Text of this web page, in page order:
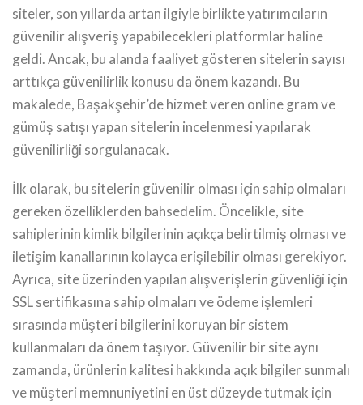
siteler, son yıllarda artan ilgiyle birlikte yatırımcıların
güvenilir alışveriş yapabilecekleri platformlar haline
geldi. Ancak, bu alanda faaliyet gösteren sitelerin sayısı
arttıkça güvenilirlik konusu da önem kazandı. Bu
makalede, Başakşehir’de hizmet veren online gram ve
gümüş satışı yapan sitelerin incelenmesi yapılarak
güvenilirliği sorgulanacak.
İlk olarak, bu sitelerin güvenilir olması için sahip olmaları
gereken özelliklerden bahsedelim. Öncelikle, site
sahiplerinin kimlik bilgilerinin açıkça belirtilmiş olması ve
iletişim kanallarının kolayca erişilebilir olması gerekiyor.
Ayrıca, site üzerinden yapılan alışverişlerin güvenliği için
SSL sertifikasına sahip olmaları ve ödeme işlemleri
sırasında müşteri bilgilerini koruyan bir sistem
kullanmaları da önem taşıyor. Güvenilir bir site aynı
zamanda, ürünlerin kalitesi hakkında açık bilgiler sunmalı
ve müşteri memnuniyetini en üst düzeyde tutmak için